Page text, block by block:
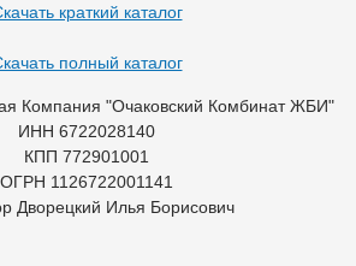
краткий каталог
полный каталог
Компания "Очаковский Комбинат ЖБИ"
ИНН 6722028140
КПП 772901001
ОГРН 1126722001141
Дворецкий Илья Борисович